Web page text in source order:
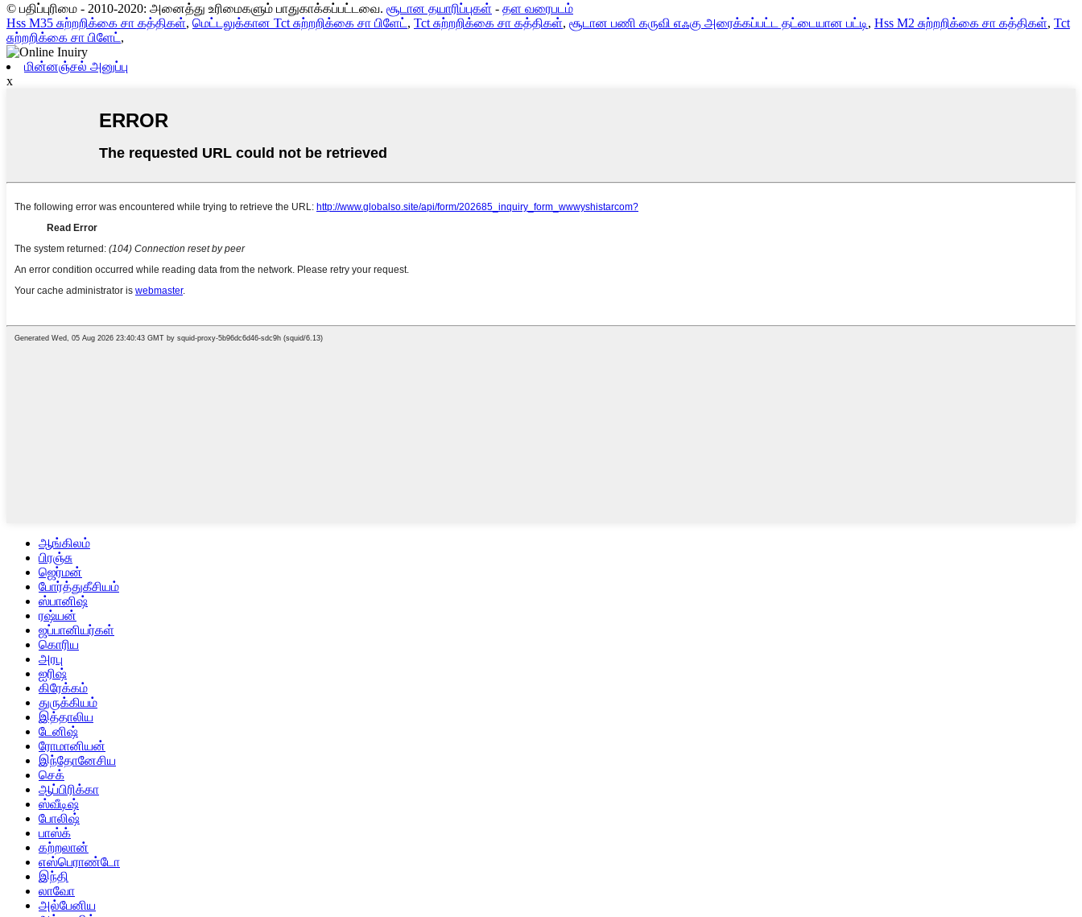
© பதிப்புரிமை - 2010-2020: அனைத்து உரிமைகளும் பாதுகாக்கப்பட்டவை. சூடான தயாரிப்புகள் - தள வரைபடம்
Hss M35 சுற்றறிக்கை சா கத்திகள், மெட்டலுக்கான Tct சுற்றறிக்கை சா பிளேட் , Tct சுற்றறிக்கை சா கத்திகள், சூடான பணி கருவி எஃகு அரைக்கப்பட்ட தட்டையான பட்டி, Hss M2 சுற்றறிக்கை சா கத்திகள், Tct
சுற்றறிக்கை சா பிளேட் ,
மின்னஞ்சல் அனுப்பு
x
ஆங்கிலம்
பிரஞ்சு
ஜெர்மன்
போர்த்துகீசியம்
ஸ்பானிஷ்
ரஷ்யன்
ஜப்பானியர்கள்
கொரிய
அரபு
ஐரிஷ்
கிரேக்கம்
துருக்கியம்
இத்தாலிய
டேனிஷ்
ரோமானியன்
இந்தோனேசிய
செக்
ஆப்பிரிக்கா
ஸ்வீடிஷ்
போலிஷ்
பாஸ்க்
கற்றலான்
எஸ்பெராண்டோ
இந்தி
லாவோ
அல்பேனிய